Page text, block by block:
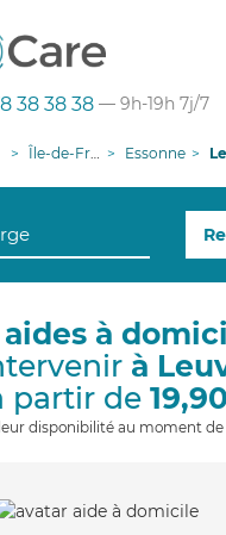
38 38 38 — 9h-19h 7j/7
Île-de-France Essonne
à
à
partir de
disponibilité au moment